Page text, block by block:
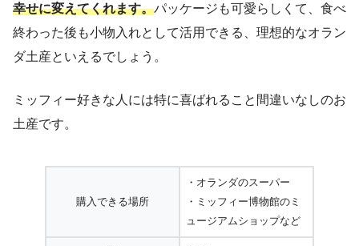
幸せに変えてくれます。パッケージも可愛らしくて、食べ
終わった後も小物入れとして活用できる、理想的なオラン
ダ土産といえるでしょう。
ミッフィー好きな人には特に喜ばれること間違いなしのお
土産です。
購入できる場所
・オランダのスーパー
・ミッフィー博物館のミ
ュージアムショップなど